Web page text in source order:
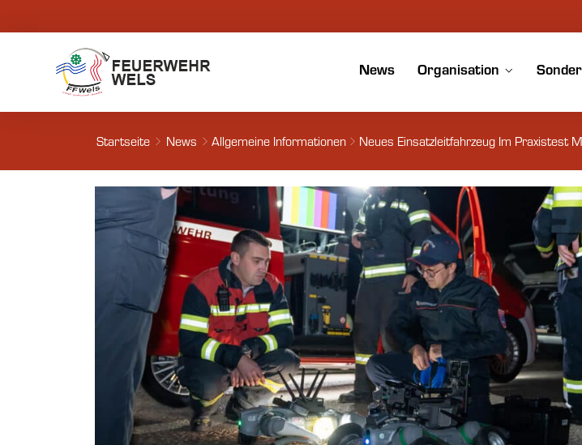
News Organisation
Startseite News Allgemeine Informationen Neues Einsatzleitfahrzeug Im Praxistest